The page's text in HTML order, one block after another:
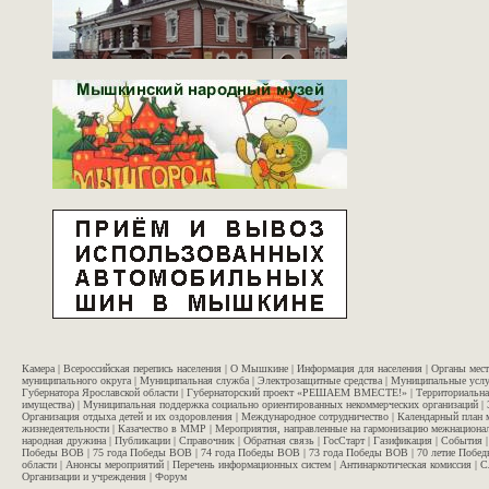
Камера | Всероссийская перепись населения | О Мышкине | Информация для населения | Органы
муниципального округа | Муниципальная служба | Электрозащитные средства | Муниципальные
Губернатора Ярославской области | Губернаторский проект «РЕШАЕМ ВМЕСТЕ!» |
имущества) | Муниципальная поддержка социально ориентированных некоммерческих организаций |
Организация отдыха детей и их оздоровления | Международное сотрудничество | Календарный план
жизнедеятельности | Казачество в ММР | Мероприятия, направленные на гармонизацию
народная дружина | Публикации | Справочник | Обратная связь | ГосСтарт| Газификация | События |
Победы ВОВ | 75 года Победы ВОВ | 74 года Победы ВОВ | 73 года Победы ВОВ | 70 летие
области | Анонсы мероприятий | Перечень информационных систем | Антинаркотическая комиссия |
Организации и учреждения | Форум